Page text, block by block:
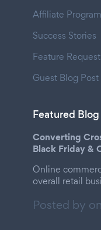
Affiliate Program
Success Stories
Feature
Guest Blog Post
Featured
Converting
Black Friday &
Online
overall retail
Posted by on